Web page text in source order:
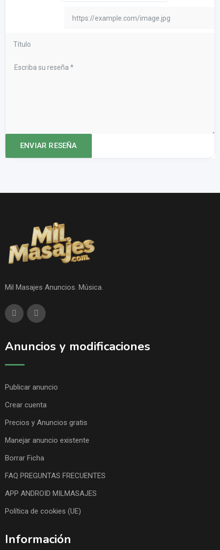
Mil Masajes Anuncios. Música.
Anuncios y modificaciones
Publicar anuncio
Crear cuenta
Precios y Anuncios gratis
Manejar anuncio existente
Borrar Ficha
FAQ PREGUNTAS FRECUENTES
APP ANDROID MILMASAJES
Política de cookies (UE)
Información